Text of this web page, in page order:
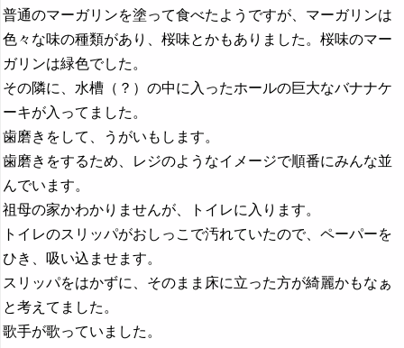
普通のマーガリンを塗って食べたようですが、マーガリンは
色々な味の種類があり、桜味とかもありました。桜味のマー
ガリンは緑色でした。
その隣に、水槽（？）の中に入ったホールの巨大なバナナケ
ーキが入ってました。
歯磨きをして、うがいもします。
歯磨きをするため、レジのようなイメージで順番にみんな並
んでいます。
祖母の家かわかりませんが、トイレに入ります。
トイレのスリッパがおしっこで汚れていたので、ペーパーを
ひき、吸い込ませます。
スリッパをはかずに、そのまま床に立った方が綺麗かもなぁ
と考えてました。
歌手が歌っていました。